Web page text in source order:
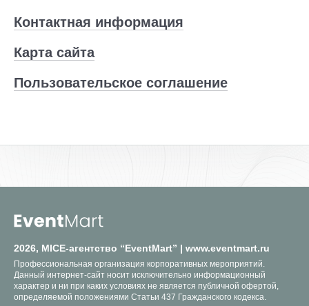
Контактная информация
Карта сайта
Пользовательское соглашение
2026, MICE-агентство “EventMart” | www.eventmart.ru
Профессиональная организация корпоративных мероприятий.
Данный интернет-сайт носит исключительно информационный
характер и ни при каких условиях не является публичной офертой,
определяемой положениями Статьи 437 Гражданского кодекса.